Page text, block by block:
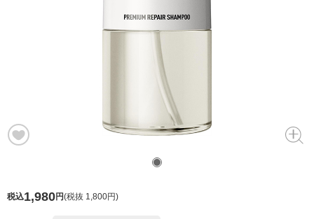
税込1,980円(税抜 1,800円)